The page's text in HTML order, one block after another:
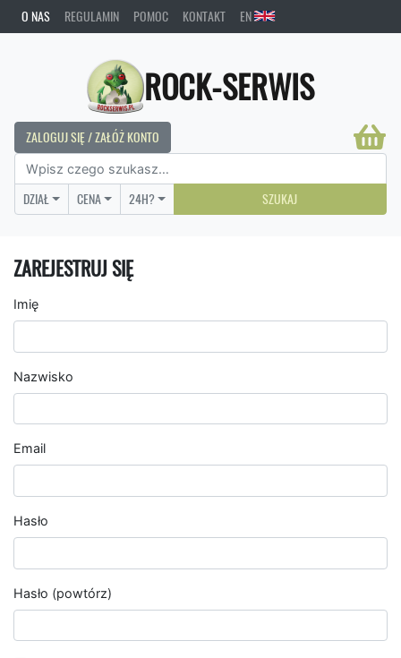
O NAS REGULAMIN POMOC KONTAKT EN
ROCK-SERWIS
ZALOGUJ SIĘ / ZAŁÓŻ KONTO
DZIAŁ CENA 24H? SZUKAJ
ZAREJESTRUJ SIĘ
Imię
Nazwisko
Email
Hasło
Hasło (powtórz)